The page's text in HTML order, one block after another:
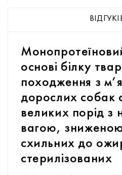
основі білку
походження з
дорослих собак
великих порід з
вагою,
схильних до
стерилізованих